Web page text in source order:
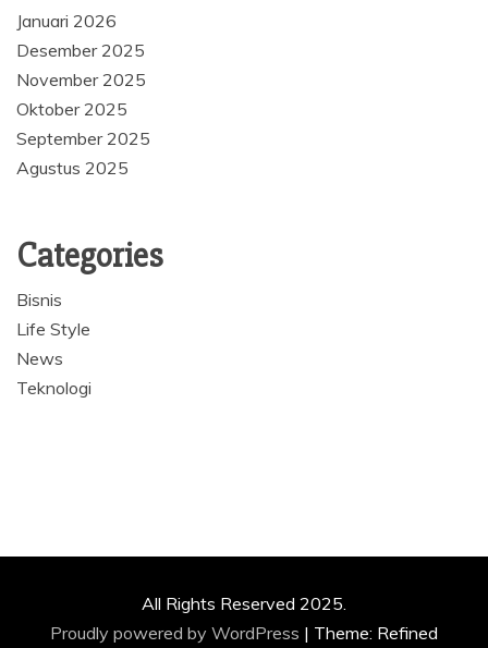
Januari 2026
Desember 2025
November 2025
Oktober 2025
September 2025
Agustus 2025
Categories
Bisnis
Life Style
News
Teknologi
All Rights Reserved 2025.
Proudly powered by WordPress | Theme: Refined